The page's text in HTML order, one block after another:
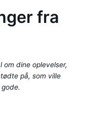
fra
dine oplevelser,
på, som ville